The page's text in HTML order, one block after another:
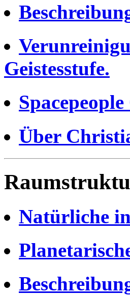
Geistesstufe.
Über
Natürliche